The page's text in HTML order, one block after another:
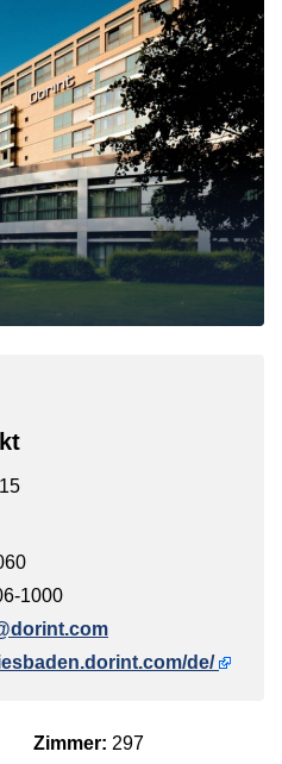
1000
de/
Zimmer: 297